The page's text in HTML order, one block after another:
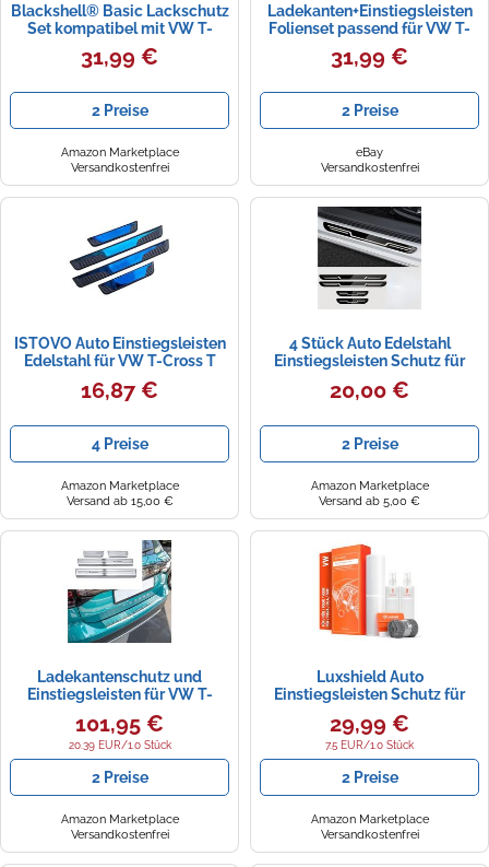
Blackshell® Basic Lackschutz
Set kompatibel mit VW T-
Cross | Typ C1 | 2018-2023
Matt Schwarz - passgenauer
Einstiegsleisten inkl. Profi
Rakel
31,99 €
2 Preise
Amazon Marketplace
Versandkostenfrei
Ladekanten+Einstiegsleisten
Folienset passend für VW T-
Cross 2018-2023 + Rakel
31,99 €
2 Preise
eBay
Versandkostenfrei
ISTOVO Auto Einstiegsleisten
Edelstahl für VW T-Cross T
Cross 2018-2023 2024,
Türschwelle Schutz Scuff
Türschwellenabdeckung
Willkommenspedal Anti
Kratzen Zubehör,A/Blue
16,87 €
4 Preise
Amazon Marketplace
Versand ab 15,00 €
4 Stück Auto Edelstahl
Einstiegsleisten Schutz für
VW T-Cross 2023 2024 2025,
Edelstahl Aufkleber
Zubehör(Black)
20,00 €
2 Preise
Amazon Marketplace
Versand ab 5,00 €
Ladekantenschutz und
Einstiegsleisten für VW T-
Cross Typ C1 ab Bj. 2018-,
Farbe:Silber
101,95 €
20.39 EUR/1.0 Stück
2 Preise
Amazon Marketplace
Versandkostenfrei
Luxshield Auto
Einstiegsleisten Schutz für
VW T-Cross C1 I 2019-2026 -
Schutzfolie Autotür Zubehör
Zierleisten Lackschutzfolie
Transparent
29,99 €
7.5 EUR/1.0 Stück
2 Preise
Amazon Marketplace
Versandkostenfrei